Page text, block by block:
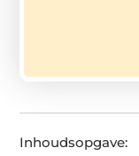
Inhoudsopgave: